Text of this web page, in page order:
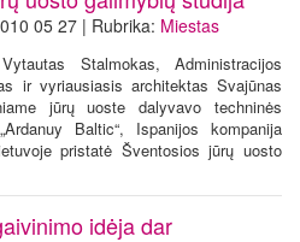
05 27 | Rubrika: Miestas
Stalmokas, Administracijos
ir vyriausiasis architektas Svajūnas
jūrų uoste dalyvavo techninės
Baltic“, Ispanijos kompanija
pristatė Šventosios jūrų uosto
idėja dar